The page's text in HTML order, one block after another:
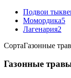
Подвои
Момордика5
Лагенария2
СортаГазонные
Газонные